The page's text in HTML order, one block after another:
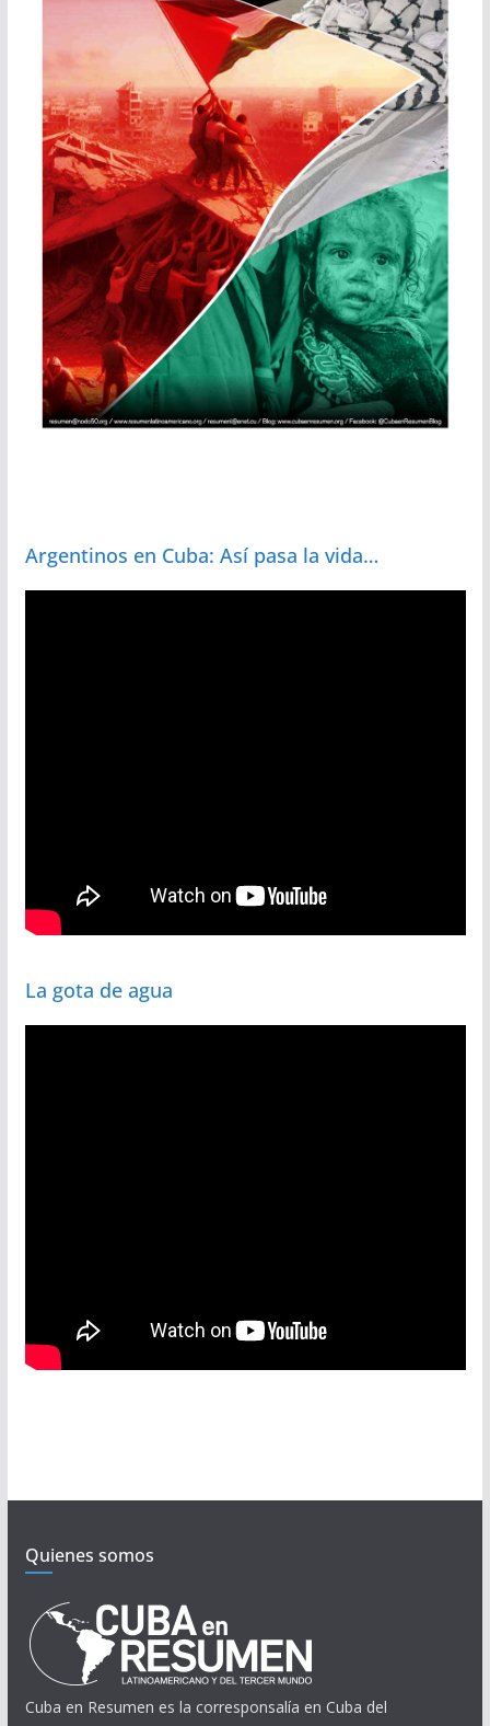
Argentinos en Cuba: Así pasa la vida…
La gota de agua
Quienes somos
Cuba en Resumen es la corresponsalía en Cuba del